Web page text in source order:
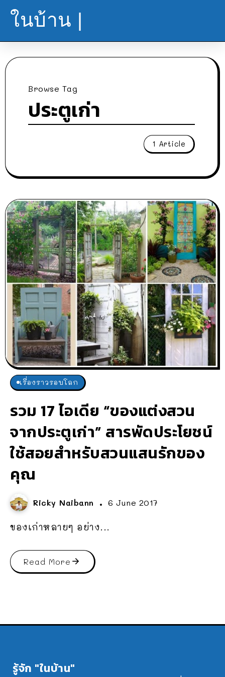
ในบ้าน |
Browse Tag
ประตูเก่า
1 Article
เรื่องราวรอบโลก
รวม 17 ไอเดีย “ของแต่งสวน
จากประตูเก่า” สารพัดประโยชน์
ใช้สอยสำหรับสวนแสนรักของ
คุณ
Ricky Naibann 6 June 2017
ของเก่าหลายๆ อย่าง...
Read More
รู้จัก "ในบ้าน"